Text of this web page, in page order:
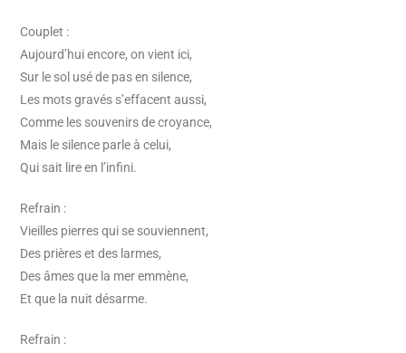
Couplet :
Aujourd’hui encore, on vient ici,
Sur le sol usé de pas en silence,
Les mots gravés s’effacent aussi,
Comme les souvenirs de croyance,
Mais le silence parle à celui,
Qui sait lire en l’infini.
Refrain :
Vieilles pierres qui se souviennent,
Des prières et des larmes,
Des âmes que la mer emmène,
Et que la nuit désarme.
Refrain :